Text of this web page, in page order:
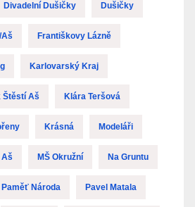
Divadelní Dušičky Dušičky
Aš Františkovy Lázně
Karlovarský Kraj
Štěstí Aš Klára Teršová
Krásná Modeláři
Aš MŠ Okružní Na Gruntu
Paměť Národa Pavel Matala